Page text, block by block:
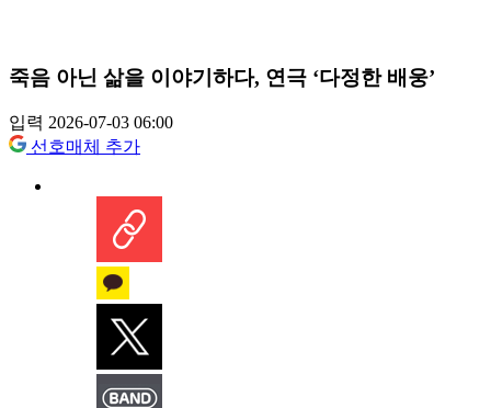
죽음 아닌 삶을 이야기하다, 연극 ‘다정한 배웅’
입력 2026-07-03 06:00
선호매체 추가